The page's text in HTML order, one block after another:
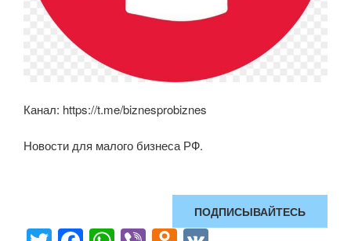
Канал: https://t.me/biznesprobiznes
Новости для малого бизнеса РФ.
ПОДПИСЫВАЙТЕСЬ